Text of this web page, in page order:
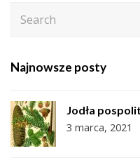
Najnowsze posty
Jodła
3 marca, 2021